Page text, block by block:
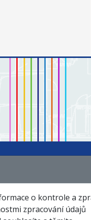
o kontrole a
zpracování údajů
Kontakty